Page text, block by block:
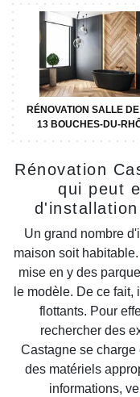
RÉNOVATION SALLE
13 BOUCHES-DU-
Rénovation
qui peut
Un grand nombre
maison soit
mise en y des
le modèle. De ce
flottants. Pour
rechercher des
Castagne se
des matériels
informations,